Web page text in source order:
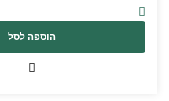
הוספה לסל